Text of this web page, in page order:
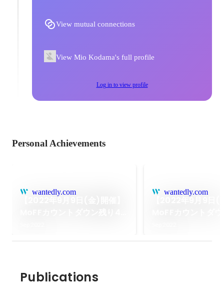
View mutual connections
View Mio Kodama's full profile
Log in to view profile
Personal Achievements
wantedly.com wantedly.com
Publications